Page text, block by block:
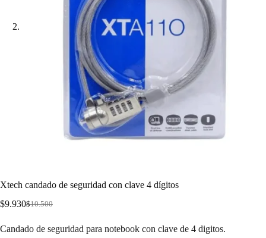
Xtech candado de seguridad con clave 4 dígitos
$10.500
$9.930
Candado de seguridad para notebook con clave de 4 digitos.